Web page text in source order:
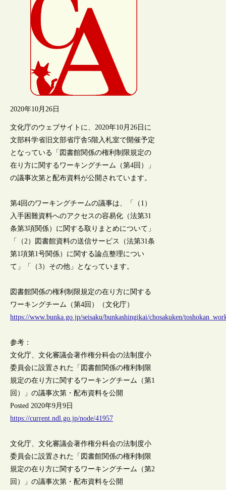
2020年10月26日
文化庁のウェブサイトに、2020年10月26日に
文部科学省旧文部省庁舎5階入札室で開催予定
となっている「図書館関係の権利制限規定の
在り方に関するワーキングチーム（第4回）」
の議事次第と配布資料が公開されています。
第4回のワーキングチームの議事は、「（1）
入手困難資料へのアクセスの容易化（法第31
条第3項関係）に関する取りまとめについて」
「（2）図書館資料の送信サービス（法第31条
第1項第1号関係）に関する論点整理につい
て」「（3）その他」となっています。
図書館関係の権利制限規定の在り方に関する
ワーキングチーム（第4回）（文化庁）
https://www.bunka.go.jp/seisaku/bunkashingikai/chosakuken/
参考：
文化庁、文化審議会著作権分科会の法制度小
委員会に設置された「図書館関係の権利制限
規定の在り方に関するワーキングチーム（第1
回）」の議事次第・配布資料を公開
Posted 2020年9月9日
https://current.ndl.go.jp/node/41957
文化庁、文化審議会著作権分科会の法制度小
委員会に設置された「図書館関係の権利制限
規定の在り方に関するワーキングチーム（第2
回）」の議事次第・配布資料を公開